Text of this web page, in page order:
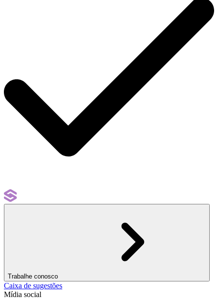
Trabalhe conosco
Caixa de sugestões
Mídia social